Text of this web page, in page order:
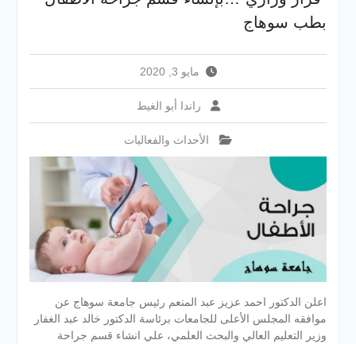
والخدمية بجامعة سوهاج
الجديدة
أيام المرحلة الأولى للتنسيق
الإلكتروني للقبول بالجامعات
بطب سوهاج
مايو 3, 2020
راندا أبو الغيط
الأحداث والفعاليات
اعلن الدكتور احمد عزيز عبد المنعم رئيس جامعة سوهاج عن
موافقه المجلس الأعلى للجامعات برئاسة الدكتور خالد عبد الغفار
وزير التعليم العالي والبحث العلمي، علي انشاء قسم جراحة